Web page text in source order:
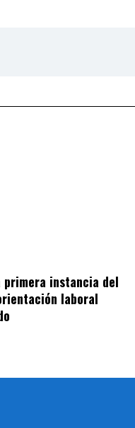
primera instancia del
laboral